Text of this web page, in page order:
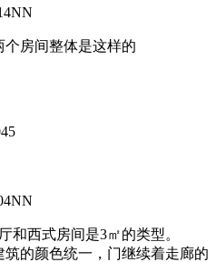
房间整体是这样的
和西式房间是3㎡的类型。
的颜色统一，门继续着走廊的